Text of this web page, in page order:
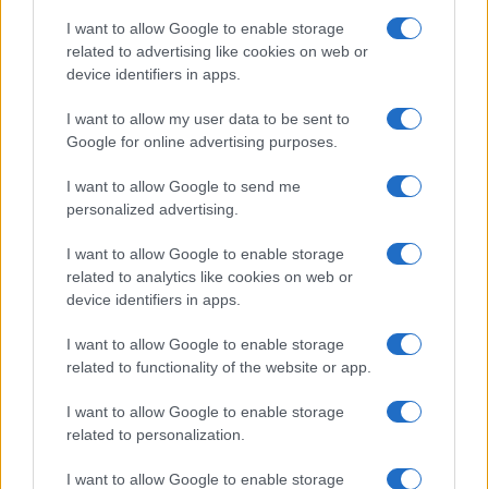
I want to allow Google to enable storage
related to advertising like cookies on web or
device identifiers in apps.
I want to allow my user data to be sent to
Google for online advertising purposes.
I want to allow Google to send me
personalized advertising.
I want to allow Google to enable storage
related to analytics like cookies on web or
device identifiers in apps.
I want to allow Google to enable storage
related to functionality of the website or app.
I want to allow Google to enable storage
related to personalization.
I want to allow Google to enable storage
Continua a leggere
LIFESTYLE